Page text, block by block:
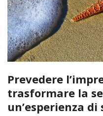
Prevedere
trasformare la
un’esperienza